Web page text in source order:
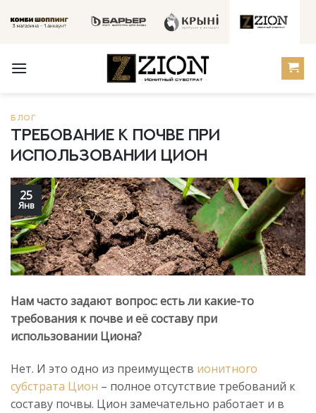
БЛОГ
Требование к почве при
использовании Цион
25
Янв
Нам часто задают вопрос: есть ли какие-то
требования к почве и её составу при
использовании Циона?
Нет. И это одно из преимуществ ионитного
субстрата Цион – полное отсутствие требований к
составу почвы. Цион замечательно работает и в